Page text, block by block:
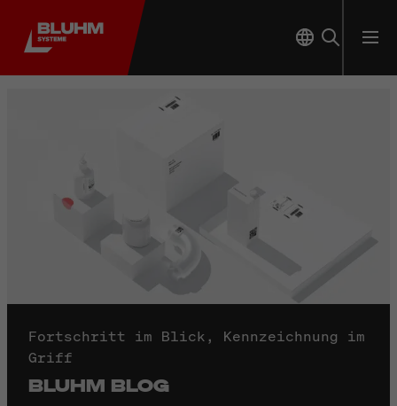
Fortschritt im Blick, Kennzeichnung im
Griff
BLUHM BLOG